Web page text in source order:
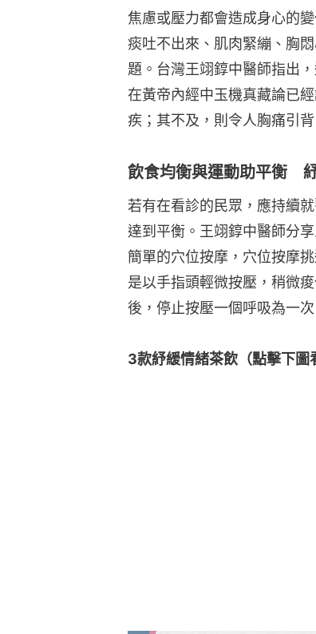
焦慮或壓力都會造成身心的
痰吐不出來、肌肉緊繃、胸
題。台灣王翊錞中醫師指出
在黃帝內經中玉機真藏論已
疾；其不及，則令人胸痛引
飲食均衡與運動助平衡
若有在看診的民眾，應持續
達到平衡。王翊錞中醫師分
簡單的穴位按摩，穴位按摩
是以手指頭輕微按壓，稍微
後，停止按壓一個呼吸為一次
3款紓緩情緒茶飲（點擊下圖看